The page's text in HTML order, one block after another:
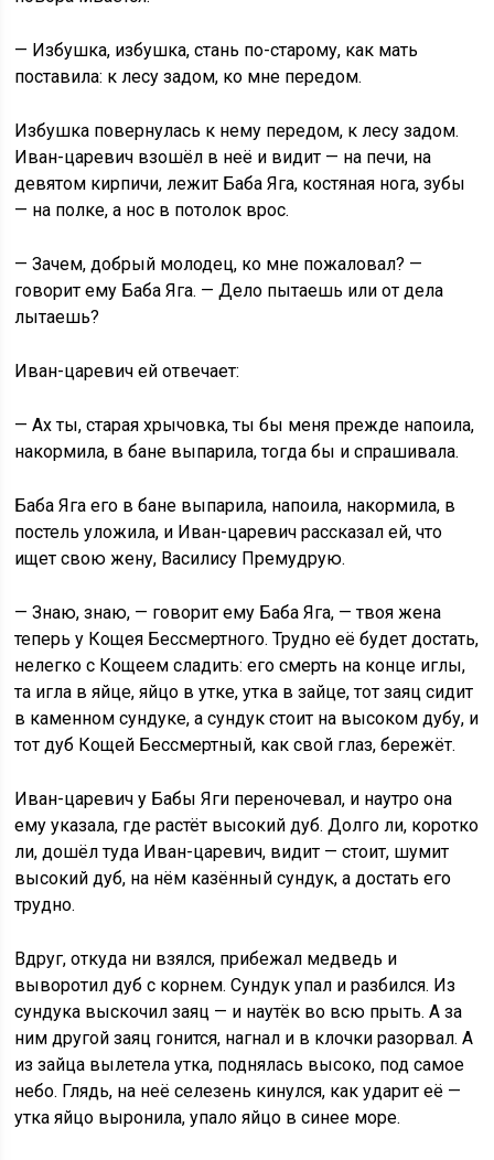
— Избушка, избушка, стань по-старому, как мать
поставила: к лесу задом, ко мне передом.
Избушка повернулась к нему передом, к лесу задом.
Иван-царевич взошёл в неё и видит — на печи, на
девятом кирпичи, лежит Баба Яга, костяная нога, зубы
— на полке, а нос в потолок врос.
— Зачем, добрый молодец, ко мне пожаловал? —
говорит ему Баба Яга. — Дело пытаешь или от дела
лытаешь?
Иван-царевич ей отвечает:
— Ах ты, старая хрычовка, ты бы меня прежде напоила,
накормила, в бане выпарила, тогда бы и спрашивала.
Баба Яга его в бане выпарила, напоила, накормила, в
постель уложила, и Иван-царевич рассказал ей, что
ищет свою жену, Василису Премудрую.
— Знаю, знаю, — говорит ему Баба Яга, — твоя жена
теперь у Кощея Бессмертного. Трудно её будет достать,
нелегко с Кощеем сладить: его смерть на конце иглы,
та игла в яйце, яйцо в утке, утка в зайце, тот заяц сидит
в каменном сундуке, а сундук стоит на высоком дубу, и
тот дуб Кощей Бессмертный, как свой глаз, бережёт.
Иван-царевич у Бабы Яги переночевал, и наутро она
ему указала, где растёт высокий дуб. Долго ли, коротко
ли, дошёл туда Иван-царевич, видит — стоит, шумит
высокий дуб, на нём казённый сундук, а достать его
трудно.
Вдруг, откуда ни взялся, прибежал медведь и
выворотил дуб с корнем. Сундук упал и разбился. Из
сундука выскочил заяц — и наутёк во всю прыть. А за
ним другой заяц гонится, нагнал и в клочки разорвал. А
из зайца вылетела утка, поднялась высоко, под самое
небо. Глядь, на неё селезень кинулся, как ударит её —
утка яйцо выронила, упало яйцо в синее море.